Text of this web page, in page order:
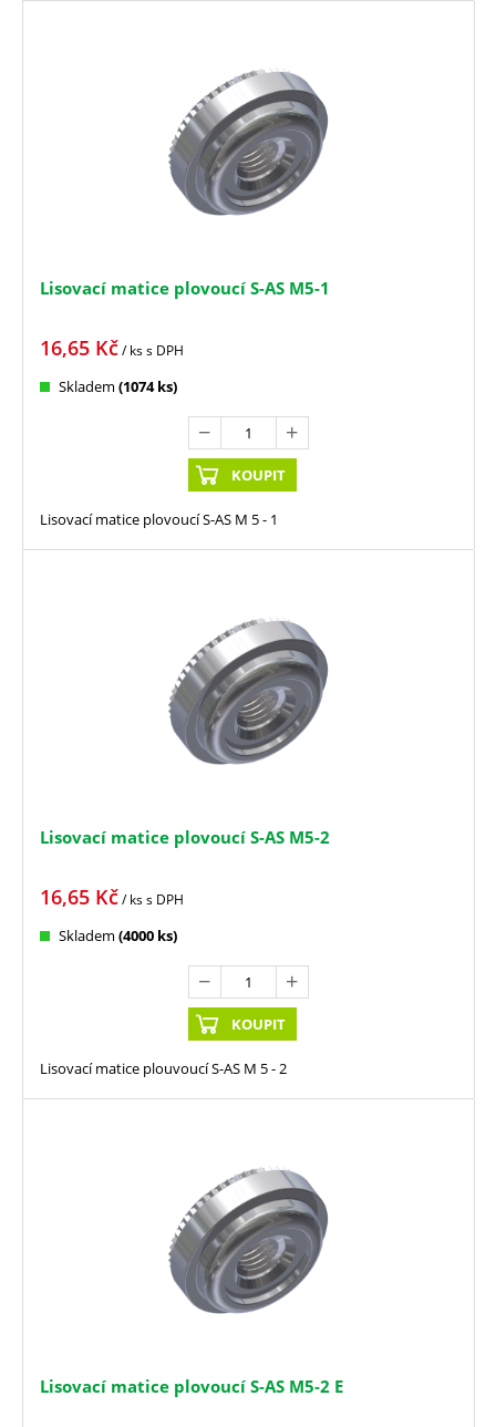
Lisovací matice plovoucí S-AS M5-1
16,65 Kč/ kss DPH
Skladem (1074 ks)
KOUPIT
Lisovací matice plovoucí S-AS M 5 - 1
Lisovací matice plovoucí S-AS M5-2
16,65 Kč/ kss DPH
Skladem (4000 ks)
KOUPIT
Lisovací matice plouvoucí S-AS M 5 - 2
Lisovací matice plovoucí S-AS M5-2 E